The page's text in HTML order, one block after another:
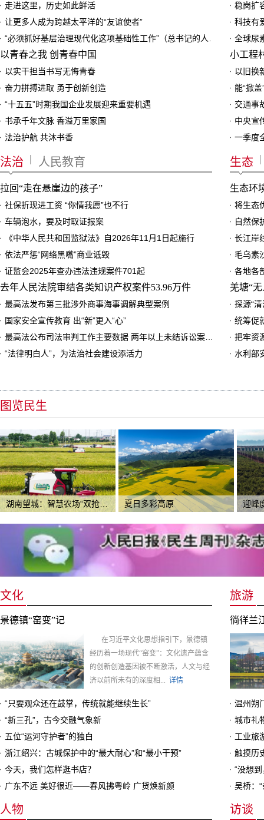
走进这里，历史如此鲜活
让更多人成为跨越太平洋的“友谊使者”
以青春之我 创青春中国
以实干担当书写无悔青春
奋力拼搏进取 勇于创新创造
“十五五”时期我国企业发展迎来重要机遇
书承千年文脉 香溢万里家国
法治护航 共沐书香
稳岗扩
科技有
全球尿
小工程
以旧换
能“掀
交通事
一季度
法治 | 人民教育
拉回“走在悬崖边的孩子”
社保折现进工资 “你情我愿”也不行
车辆泡水，要及时取证报案
《中华人民共和国监狱法》自2026年11月1日起施行
依法严惩“网络黑嘴”商业诋毁
证监会2025年查办违法违规案件701起
去年人民法院审结各类知识产权案件53.96万件
最高法发布第三批涉外商事海事调解典型案例
国家安全宣传教育 出“新”更入“心”
“法律明白人”，为法治社会建设添活力
生态 |
将生态
自然保
长江岸
毛乌素
各地各
羌塘“
探源“
统筹促
把牢资
水利部
图览民生
湖南望城：智慧农场“双抢”忙 夏日多彩高原 迎峰
文化
景德镇“窑变”记
在习近平文化思想指引下，景德镇
经历着一场现代“窑变”：文化遗产蕴含
的创新创造基因被不断激活，人文与经
济以前所未有的深度相... 详情
“只要观众还在鼓掌，传统就能继续生长”
“新三孔”，古今交融气象新
五位“运河守护者”的独白
浙江绍兴：古城保护中的“最大耐心”和“最小干预”
今天，我们怎样逛书店？
广东不远 美好很近——春风拂粤岭 广货焕新颜
旅游
徜徉兰
温州朔
城市礼
工业旅
触摸历
“没想到
吴桥：
人物 访谈